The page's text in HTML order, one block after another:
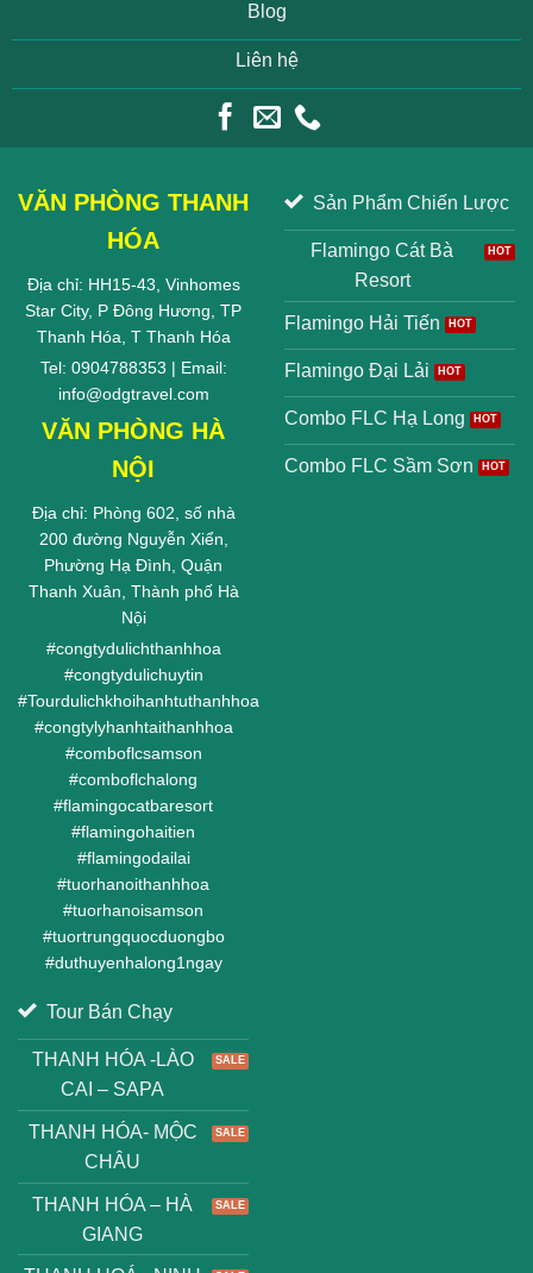
Blog
Liên hệ
VĂN PHÒNG THANH
HÓA
Địa chỉ: HH15-43, Vinhomes
Star City, P Đông Hương, TP
Thanh Hóa, T Thanh Hóa
Tel: 0904788353 | Email:
info@odgtravel.com
VĂN PHÒNG HÀ
NỘI
Địa chỉ: Phòng 602, số nhà
200 đường Nguyễn Xiển,
Phường Hạ Đình, Quận
Thanh Xuân, Thành phố Hà
Nội
#congtydulichthanhhoa
#congtydulichuytin
#Tourdulichkhoihanhtuthanhhoa
#congtylyhanhtaithanhhoa
#comboflcsamson
#comboflchalong
#flamingocatbaresort
#flamingohaitien
#flamingodailai
#tuorhanoithanhhoa
#tuorhanoisamson
#tuortrungquocduongbo
#duthuyenhalong1ngay
Sản Phẩm Chiến Lược
Flamingo Cát Bà
Resort
Flamingo Hải Tiến
Flamingo Đại Lải
Combo FLC Hạ Long
Combo FLC Sầm Sơn
Tour Bán Chạy
THANH HÓA -LÀO
CAI – SAPA
THANH HÓA- MỘC
CHÂU
THANH HÓA – HÀ
GIANG